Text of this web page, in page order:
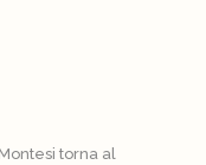
torna al